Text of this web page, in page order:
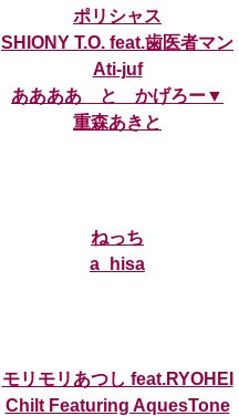
ポリシャス
SHIONY T.O. feat.歯医者マン
Ati-juf
ああああ と かげろー▼
重森あきと
ねっち
a_hisa
モリモリあつし feat.RYOHEI
Chilt Featuring AquesTone